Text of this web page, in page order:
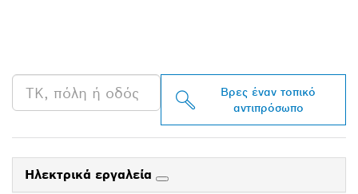
Βρες έναν τοπικό
αντιπρόσωπο
Ηλεκτρικά εργαλεία